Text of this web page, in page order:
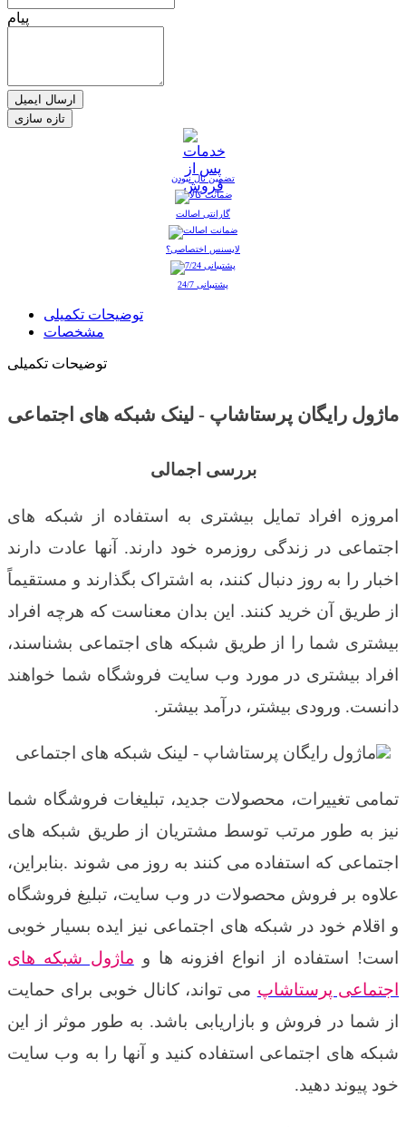
پیام
ارسال ایمیل
تضمین نال نبودن
گارانتی اصالت
لایسنس اختصاصی؟
پشتیبانی 24/7
توضیحات تکمیلی
مشخصات
توضیحات تکمیلی
ماژول رایگان پرستاشاپ - لینک شبکه های اجتماعی
بررسی اجمالی
امروزه افراد تمایل بیشتری به استفاده از شبکه های
اجتماعی در زندگی روزمره خود دارند. آنها عادت دارند
اخبار را به روز دنبال کنند، به اشتراک بگذارند و مستقیماً
از طریق آن خرید کنند. این بدان معناست که هرچه افراد
بیشتری شما را از طریق شبکه های اجتماعی بشناسند،
افراد بیشتری در مورد وب سایت فروشگاه شما خواهند
دانست. ورودی بیشتر، درآمد بیشتر.
تمامی تغییرات، محصولات جدید، تبلیغات فروشگاه شما
نیز به طور مرتب توسط مشتریان از طریق شبکه های
اجتماعی که استفاده می کنند به روز می شوند .بنابراین،
علاوه بر فروش محصولات در وب سایت، تبلیغ فروشگاه
و اقلام خود در شبکه های اجتماعی نیز ایده بسیار خوبی
است! استفاده از انواع افزونه ها و ماژول شبکه های
اجتماعی پرستاشاپ می تواند، کانال خوبی برای حمایت
از شما در فروش و بازاریابی باشد. به طور موثر از این
شبکه های اجتماعی استفاده کنید و آنها را به وب سایت
خود پیوند دهید.